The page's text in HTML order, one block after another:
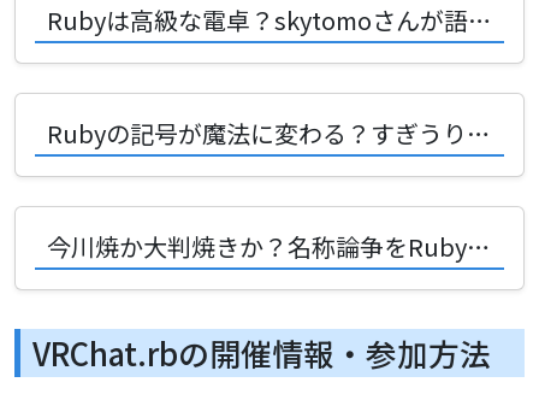
Rubyは高級な電卓？skytomoさんが語る、技術を遊びに変える魔法の視点
Rubyの記号が魔法に変わる？すぎうりさんの演算子風メソッド図鑑！
今川焼か大判焼きか？名称論争をRubyで解決する魔法のツールが登場！
VRChat.rbの開催情報・参加方法